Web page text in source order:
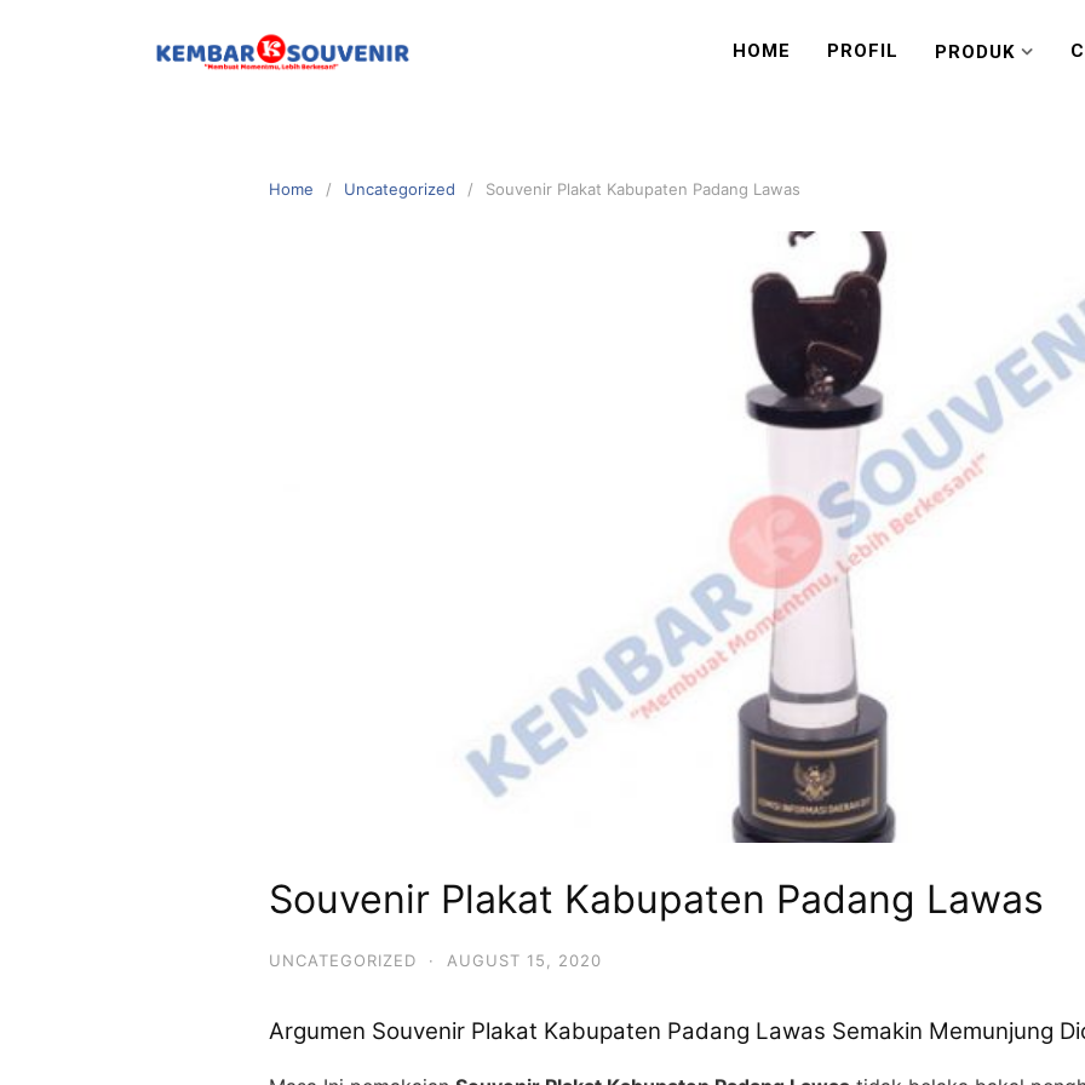
HOME PROFIL PRODUK
Home Uncategorized Souvenir Plakat Kabupaten Padang Lawas
Souvenir Plakat Kabupaten Padang Lawas
UNCATEGORIZED · AUGUST 15, 2020
Argumen Souvenir Plakat Kabupaten Padang Lawas Semakin Memunjung